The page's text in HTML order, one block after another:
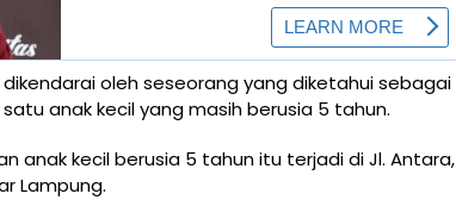
oleh seseorang yang diketahui sebagai
anak kecil yang masih berusia 5 tahun.
anak kecil berusia 5 tahun itu terjadi di Jl. Antara,
Lampung.